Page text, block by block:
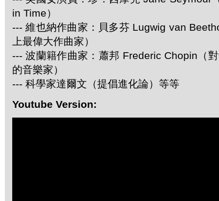
in Time）
--- 維也納作曲家：貝多芬 Lugwig van
上最偉大作曲家）
--- 波蘭籍作曲家：蕭邦 Frederic Chopin（
的音樂家）
--- 科學家達爾文（提倡進化論）等等
Youtube Version: